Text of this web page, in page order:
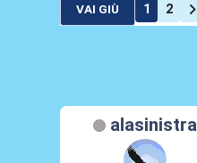
VAI GIÙ 1 2
alasinistra